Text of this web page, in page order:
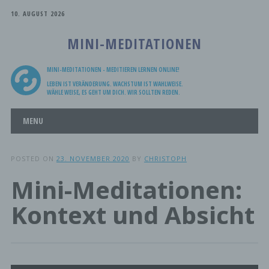
10. AUGUST 2026
MINI-MEDITATIONEN
MINI-MEDITATIONEN - MEDITIEREN LERNEN ONLINE!
LEBEN IST VERÄNDERUNG. WACHSTUM IST WAHLWEISE.
WÄHLE WEISE, ES GEHT UM DICH. WIR SOLLTEN REDEN.
Main menu
MENU
POSTED ON 23. NOVEMBER 2020 BY CHRISTOPH
Mini-Meditationen:
Kontext und Absicht